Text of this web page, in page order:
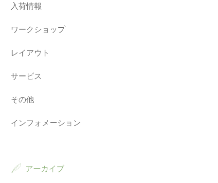
入荷情報
ワークショップ
レイアウト
サービス
その他
インフォメーション
アーカイブ